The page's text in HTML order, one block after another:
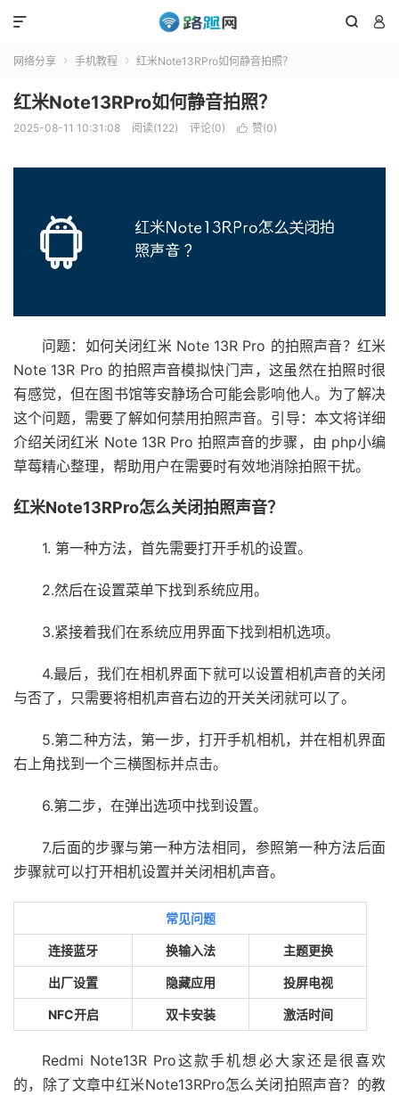
 

网络分享  手机教程  红米Note13RPro如何静音拍照？
红米Note13RPro如何静音拍照？
2025-08-11 10:31:08 阅读(122) 评论(0)  赞(0)
问题：如何关闭红米 Note 13R Pro 的拍照声音？红米
Note 13R Pro 的拍照声音模拟快门声，这虽然在拍照时很
有感觉，但在图书馆等安静场合可能会影响他人。为了解决
这个问题，需要了解如何禁用拍照声音。引导：本文将详细
介绍关闭红米 Note 13R Pro 拍照声音的步骤，由 php小编
草莓精心整理，帮助用户在需要时有效地消除拍照干扰。
红米Note13RPro怎么关闭拍照声音？
1. 第一种方法，首先需要打开手机的设置。
2.然后在设置菜单下找到系统应用。
3.紧接着我们在系统应用界面下找到相机选项。
4.最后，我们在相机界面下就可以设置相机声音的关闭
与否了，只需要将相机声音右边的开关关闭就可以了。
5.第二种方法，第一步，打开手机相机，并在相机界面
右上角找到一个三横图标并点击。
6.第二步，在弹出选项中找到设置。
7.后面的步骤与第一种方法相同，参照第一种方法后面
步骤就可以打开相机设置并关闭相机声音。
常见问题
连接蓝牙 换输入法 主题更换
出厂设置 隐藏应用 投屏电视
NFC开启 双卡安装 激活时间
Redmi Note13R Pro这款手机想必大家还是很喜欢
的，除了文章中红米Note13RPro怎么关闭拍照声音？的教